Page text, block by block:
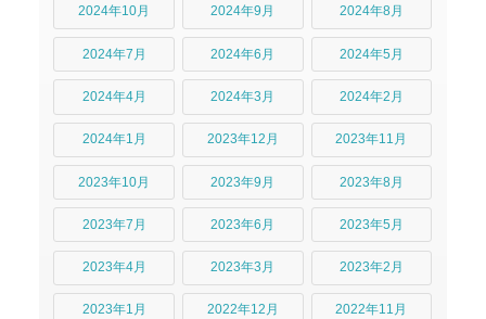
2024年10月 2024年9月 2024年8月
2024年7月 2024年6月 2024年5月
2024年4月 2024年3月 2024年2月
2024年1月 2023年12月 2023年11月
2023年10月 2023年9月 2023年8月
2023年7月 2023年6月 2023年5月
2023年4月 2023年3月 2023年2月
2023年1月 2022年12月 2022年11月